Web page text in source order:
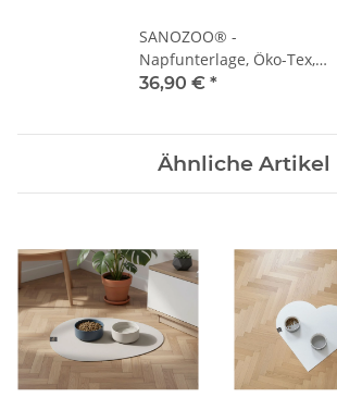
SANOZOO® -
Napfunterlage, Öko-Tex,
Eckrund 80 x 80 cm Hellblau
36,90 € *
Ähnliche Artikel